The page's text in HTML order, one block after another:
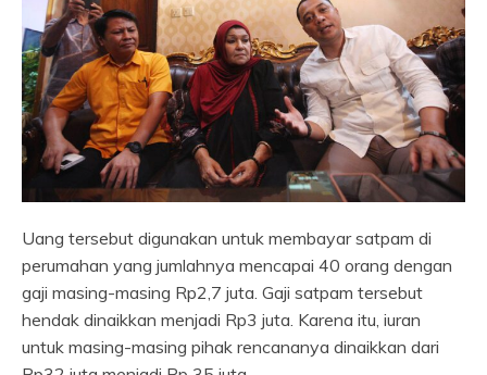
Uang tersebut digunakan untuk membayar satpam di
perumahan yang jumlahnya mencapai 40 orang dengan
gaji masing-masing Rp2,7 juta. Gaji satpam tersebut
hendak dinaikkan menjadi Rp3 juta. Karena itu, iuran
untuk masing-masing pihak rencananya dinaikkan dari